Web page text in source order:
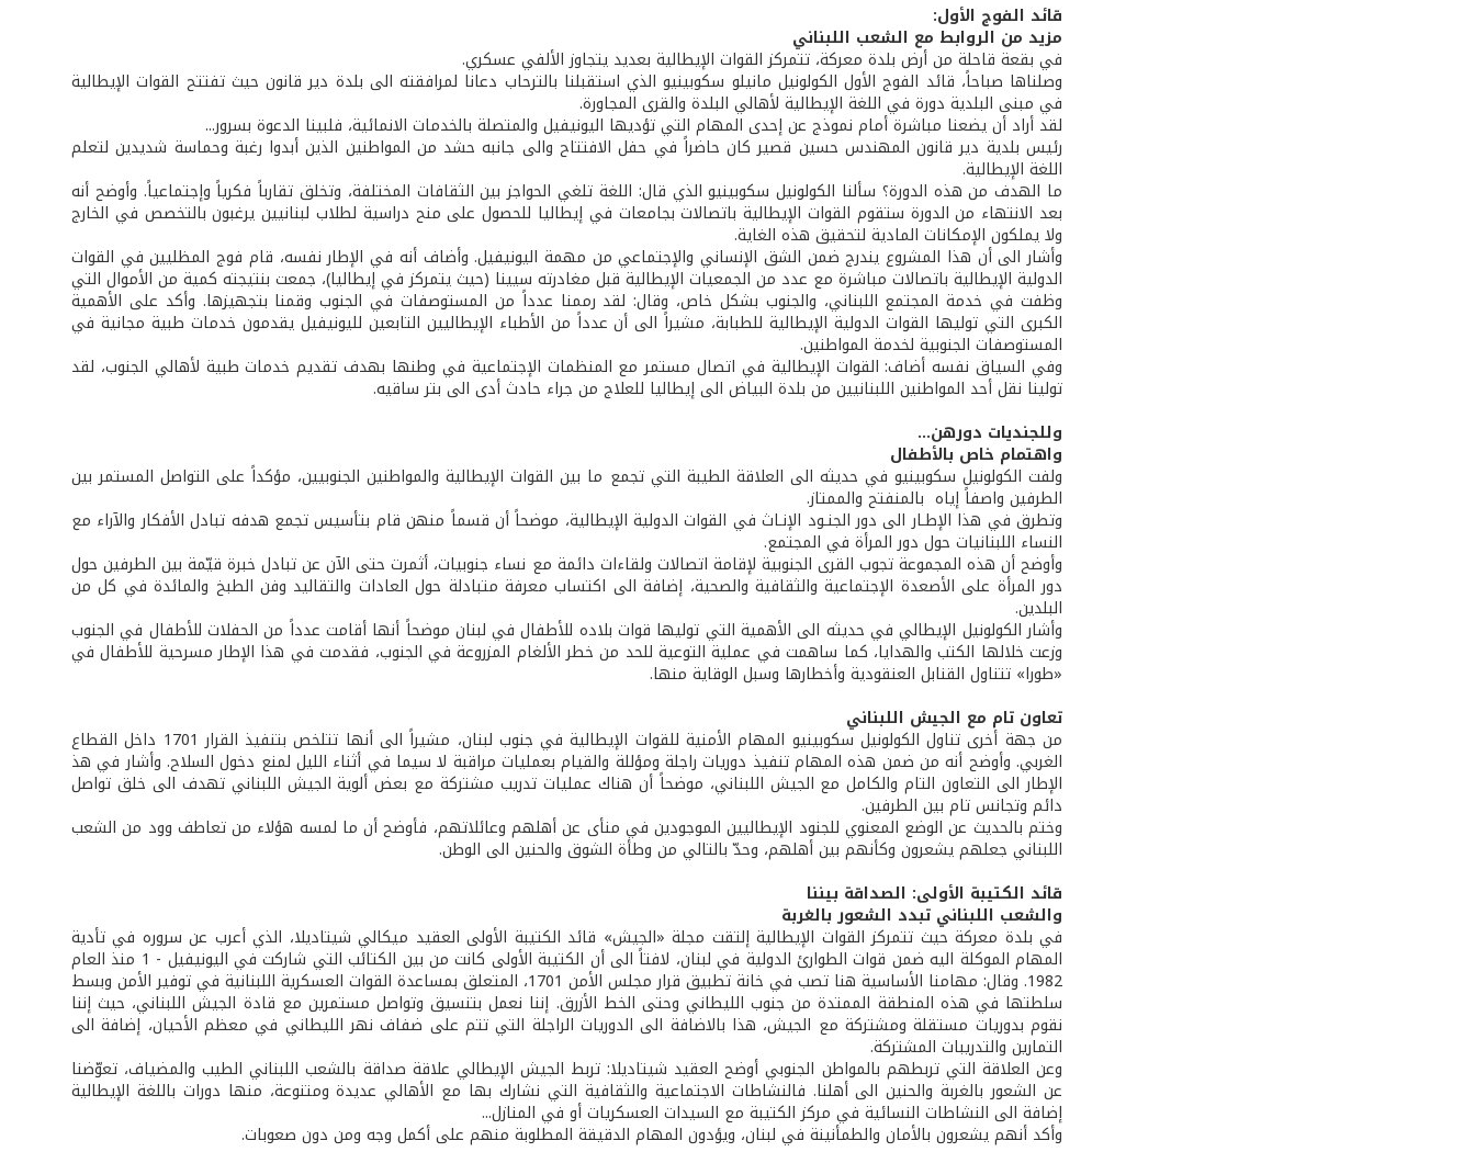
قائد الفوج الأول:
مزيد من الروابط مع الشعب اللبناني
في بقعة قاحلة من أرض بلدة معركة، تتمركز القوات الإيطالية بعديد يتجاوز الألفي عسكري.
وصلناها صباحاً، قائد الفوج الأول الكولونيل مانيلو سكوبينيو الذي استقبلنا بالترحاب دعانا لمرافقته الى بلدة دير قانون حيث تفتتح القوات الإيطالية
في مبنى البلدية دورة في اللغة الإيطالية لأهالي البلدة والقرى المجاورة.
لقد أراد أن يضعنا مباشرة أمام نموذج عن إحدى المهام التي تؤديها اليونيفيل والمتصلة بالخدمات الانمائية، فلبينا الدعوة بسرور...
رئيس بلدية دير قانون المهندس حسين قصير كان حاضراً في حفل الافتتاح والى جانبه حشد من المواطنين الذين أبدوا رغبة وحماسة شديدين لتعلم
اللغة الإيطالية.
ما الهدف من هذه الدورة؟ سألنا الكولونيل سكوبينيو الذي قال: اللغة تلغي الحواجز بين الثقافات المختلفة، وتخلق تقارباً فكرياً وإجتماعياً. وأوضح أنه
بعد الانتهاء من الدورة ستقوم القوات الإيطالية باتصالات بجامعات في إيطاليا للحصول على منح دراسية لطلاب لبنانيين يرغبون بالتخصص في الخارج
ولا يملكون الإمكانات المادية لتحقيق هذه الغاية.
وأشار الى أن هذا المشروع يندرج ضمن الشق الإنساني والإجتماعي من مهمة اليونيفيل. وأضاف أنه في الإطار نفسه، قام فوج المظليين في القوات
الدولية الإيطالية باتصالات مباشرة مع عدد من الجمعيات الإيطالية قبل مغادرته سيينا (حيث يتمركز في إيطاليا)، جمعت بنتيجته كمية من الأموال التي
وظفت في خدمة المجتمع اللبناني، والجنوب بشكل خاص، وقال: لقد رممنا عدداً من المستوصفات في الجنوب وقمنا بتجهيزها. وأكد على الأهمية
الكبرى التي توليها القوات الدولية الإيطالية للطبابة، مشيراً الى أن عدداً من الأطباء الإيطاليين التابعين لليونيفيل يقدمون خدمات طبية مجانية في
المستوصفات الجنوبية لخدمة المواطنين.
وفي السياق نفسه أضاف: القوات الإيطالية في اتصال مستمر مع المنظمات الإجتماعية في وطنها بهدف تقديم خدمات طبية لأهالي الجنوب، لقد
تولينا نقل أحد المواطنين اللبنانيين من بلدة البياض الى إيطاليا للعلاج من جراء حادث أدى الى بتر ساقيه.
وللجنديات دورهن...
واهتمام خاص بالأطفال
ولفت الكولونيل سكوبينيو في حديثه الى العلاقة الطيبة التي تجمع ما بين القوات الإيطالية والمواطنين الجنوبيين، مؤكداً على التواصل المستمر بين
الطرفين واصفاً إياه بالمنفتح والممتاز.
وتطرق في هذا الإطـار الى دور الجنـود الإنـاث في القوات الدولية الإيطالية، موضحاً أن قسماً منهن قام بتأسيس تجمع هدفه تبادل الأفكار والآراء مع
النساء اللبنانيات حول دور المرأة في المجتمع.
وأوضح أن هذه المجموعة تجوب القرى الجنوبية لإقامة اتصالات ولقاءات دائمة مع نساء جنوبيات، أثمرت حتى الآن عن تبادل خبرة قيّمة بين الطرفين حول
دور المرأة على الأصعدة الإجتماعية والثقافية والصحية، إضافة الى اكتساب معرفة متبادلة حول العادات والتقاليد وفن الطبخ والمائدة في كل من
البلدين.
وأشار الكولونيل الإيطالي في حديثه الى الأهمية التي توليها قوات بلاده للأطفال في لبنان موضحاً أنها أقامت عدداً من الحفلات للأطفال في الجنوب
وزعت خلالها الكتب والهدايا، كما ساهمت في عملية التوعية للحد من خطر الألغام المزروعة في الجنوب، فقدمت في هذا الإطار مسرحية للأطفال في
«طورا» تتناول القنابل العنقودية وأخطارها وسبل الوقاية منها.
تعاون تام مع الجيش اللبناني
من جهة أخرى تناول الكولونيل سكوبينيو المهام الأمنية للقوات الإيطالية في جنوب لبنان، مشيراً الى أنها تتلخص بتنفيذ القرار 1701 داخل القطاع
الغربي. وأوضح أنه من ضمن هذه المهام تنفيذ دوريات راجلة ومؤللة والقيام بعمليات مراقبة لا سيما في أثناء الليل لمنع دخول السلاح. وأشار في هذ
الإطار الى التعاون التام والكامل مع الجيش اللبناني، موضحاً أن هناك عمليات تدريب مشتركة مع بعض ألوية الجيش اللبناني تهدف الى خلق تواصل
دائم وتجانس تام بين الطرفين.
وختم بالحديث عن الوضع المعنوي للجنود الإيطاليين الموجودين في منأى عن أهلهم وعائلاتهم، فأوضح أن ما لمسه هؤلاء من تعاطف وود من الشعب
اللبناني جعلهم يشعرون وكأنهم بين أهلهم، وحدّ بالتالي من وطأة الشوق والحنين الى الوطن.
قائد الكتيبة الأولى: الصداقة بيننا
والشعب اللبناني تبدد الشعور بالغربة
في بلدة معركة حيث تتمركز القوات الإيطالية إلتقت مجلة «الجيش» قائد الكتيبة الأولى العقيد ميكالي شيتاديلا، الذي أعرب عن سروره في تأدية
المهام الموكلة اليه ضمن قوات الطوارئ الدولية في لبنان، لافتاً الى أن الكتيبة الأولى كانت من بين الكتائب التي شاركت في اليونيفيل - 1 منذ العام
1982. وقال: مهامنا الأساسية هنا تصب في خانة تطبيق قرار مجلس الأمن 1701، المتعلق بمساعدة القوات العسكرية اللبنانية في توفير الأمن وبسط
سلطتها في هذه المنطقة الممتدة من جنوب الليطاني وحتى الخط الأزرق. إننا نعمل بتنسيق وتواصل مستمرين مع قادة الجيش اللبناني، حيث إننا
نقوم بدوريات مستقلة ومشتركة مع الجيش، هذا بالاضافة الى الدوريات الراجلة التي تتم على ضفاف نهر الليطاني في معظم الأحيان، إضافة الى
التمارين والتدريبات المشتركة.
وعن العلاقة التي تربطهم بالمواطن الجنوبي أوضح العقيد شيتاديلا: تربط الجيش الإيطالي علاقة صداقة بالشعب اللبناني الطيب والمضياف، تعوّضنا
عن الشعور بالغربة والحنين الى أهلنا. فالنشاطات الاجتماعية والثقافية التي نشارك بها مع الأهالي عديدة ومتنوعة، منها دورات باللغة الإيطالية
إضافة الى النشاطات النسائية في مركز الكتيبة مع السيدات العسكريات أو في المنازل...
وأكد أنهم يشعرون بالأمان والطمأنينة في لبنان، ويؤدون المهام الدقيقة المطلوبة منهم على أكمل وجه ومن دون صعوبات.